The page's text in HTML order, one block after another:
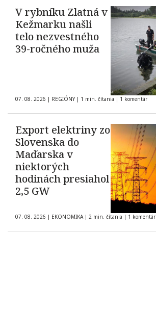
V rybníku Zlatná v
Kežmarku našli
telo nezvestného
39-ročného muža
07. 08. 2026 | REGIÓNY | 1 min. čítania | 1 komentár
Export elektriny zo
Slovenska do
Maďarska v
niektorých
hodinách presiahol
2,5 GW
07. 08. 2026 | EKONOMIKA | 2 min. čítania | 1 komentár